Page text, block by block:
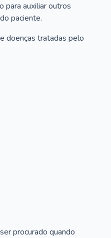
para auxiliar outros
paciente.
doenças tratadas pelo
procurado quando